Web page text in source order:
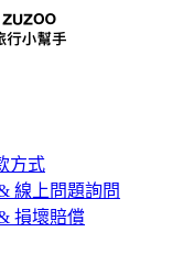
方式
線上問題詢問
損壞賠償